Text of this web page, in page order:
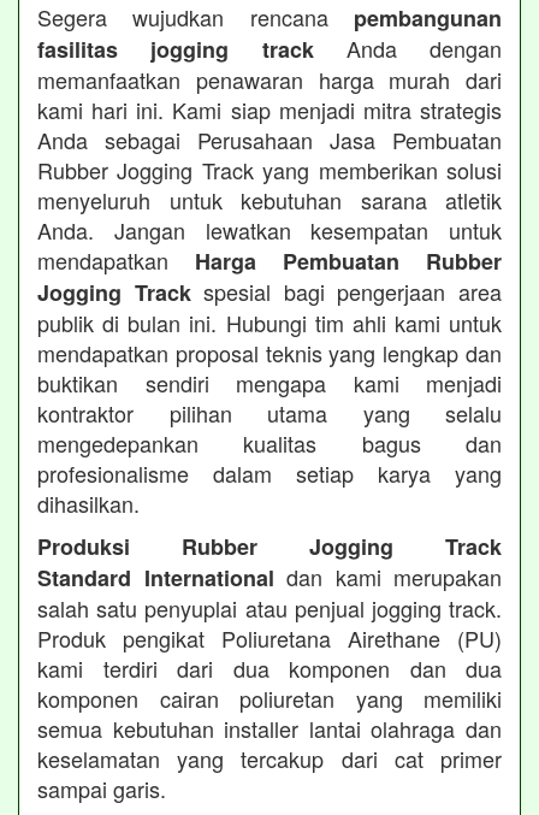
Segera wujudkan rencana pembangunan
fasilitas jogging trackAnda dengan
memanfaatkan penawaran harga murah dari
kami hari ini. Kami siap menjadi mitra strategis
Anda sebagai Perusahaan Jasa Pembuatan
Rubber Jogging Track yang memberikan solusi
menyeluruh untuk kebutuhan sarana atletik
Anda. Jangan lewatkan kesempatan untuk
mendapatkan Harga Pembuatan Rubber
Jogging Trackspesial bagi pengerjaan area
publik di bulan ini. Hubungi tim ahli kami untuk
mendapatkan proposal teknis yang lengkap dan
buktikan sendiri mengapa kami menjadi
kontraktor pilihan utama yang selalu
mengedepankan kualitas bagus dan
profesionalisme dalam setiap karya yang
dihasilkan.
Produksi Rubber Jogging Track
Standard International dan kami merupakan
salah satu penyuplai atau penjual jogging track.
Produk pengikat Poliuretana Airethane (PU)
kami terdiri dari dua komponen dan dua
komponen cairan poliuretan yang memiliki
semua kebutuhan installer lantai olahraga dan
keselamatan yang tercakup dari cat primer
sampai garis.